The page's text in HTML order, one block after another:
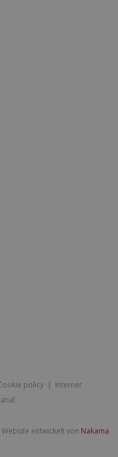
policy| Interner
entwickelt von Nakama